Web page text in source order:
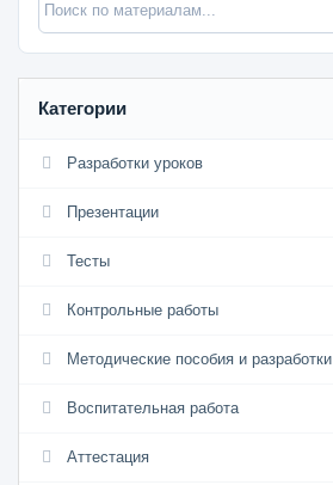
Категории
Разработки уроков
Презентации
Тесты
Контрольные работы
Методические пособия и разработки
Воспитательная работа
Аттестация